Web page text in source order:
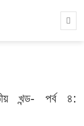
খন্ড- পর্ব ৪: